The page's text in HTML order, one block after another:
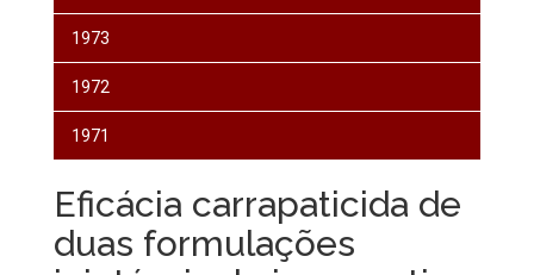
1973
1972
1971
Eficácia carrapaticida de
duas formulações